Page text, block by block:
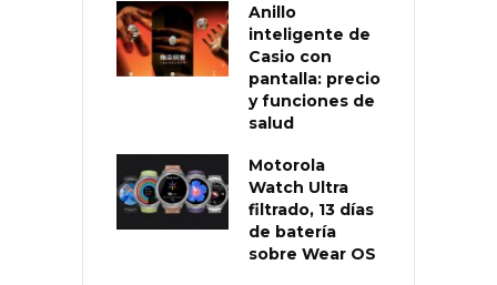
Anillo
inteligente de
Casio con
pantalla: precio
y funciones de
salud
Motorola
Watch Ultra
filtrado, 13 días
de batería
sobre Wear OS